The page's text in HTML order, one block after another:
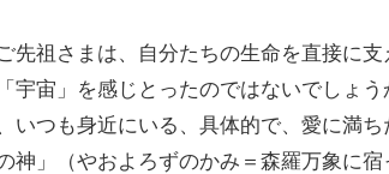
祖さまは、自分たちの生命を直接に
宇宙」を感じとったのではないでしょ
いつも身近にいる、具体的で、愛に満
神」（やおよろずのかみ＝森羅万象に